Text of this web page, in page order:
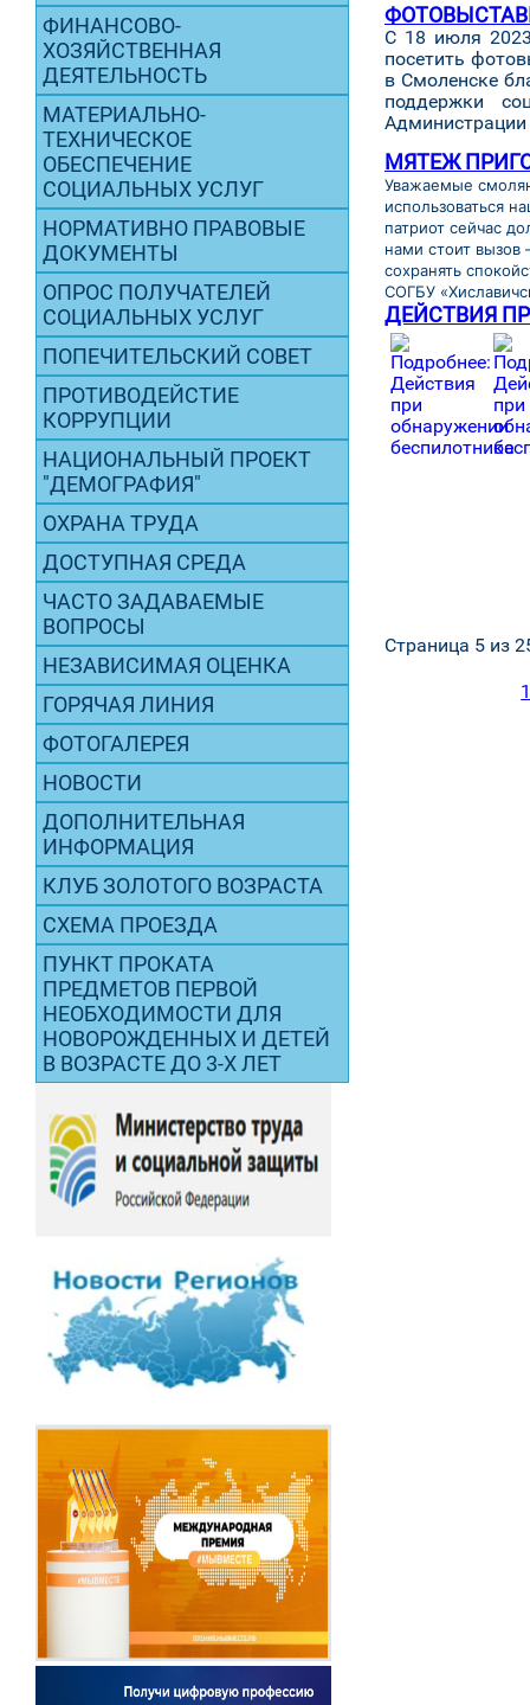
ФИНАНСОВО-
ХОЗЯЙСТВЕННАЯ
ДЕЯТЕЛЬНОСТЬ
МАТЕРИАЛЬНО-
ТЕХНИЧЕСКОЕ
ОБЕСПЕЧЕНИЕ
СОЦИАЛЬНЫХ УСЛУГ
НОРМАТИВНО ПРАВОВЫЕ
ДОКУМЕНТЫ
ОПРОС ПОЛУЧАТЕЛЕЙ
СОЦИАЛЬНЫХ УСЛУГ
ПОПЕЧИТЕЛЬСКИЙ СОВЕТ
ПРОТИВОДЕЙСТИЕ
КОРРУПЦИИ
НАЦИОНАЛЬНЫЙ ПРОЕКТ
"ДЕМОГРАФИЯ"
ОХРАНА ТРУДА
ДОСТУПНАЯ СРЕДА
ЧАСТО ЗАДАВАЕМЫЕ
ВОПРОСЫ
НЕЗАВИСИМАЯ ОЦЕНКА
ГОРЯЧАЯ ЛИНИЯ
ФОТОГАЛЕРЕЯ
НОВОСТИ
ДОПОЛНИТЕЛЬНАЯ
ИНФОРМАЦИЯ
КЛУБ ЗОЛОТОГО ВОЗРАСТА
СХЕМА ПРОЕЗДА
ПУНКТ ПРОКАТА
ПРЕДМЕТОВ ПЕРВОЙ
НЕОБХОДИМОСТИ ДЛЯ
НОВОРОЖДЕННЫХ И ДЕТЕЙ
В ВОЗРАСТЕ ДО 3-Х ЛЕТ
С 18 июля
посетить
в Смоленске
поддержки
МЯТЕЖ
Уважаемые
использоваться
патриот сейчас
нами стоит вызов
сохранять
СОГБУ
ДЕЙСТВИЯ
Страница 5 из